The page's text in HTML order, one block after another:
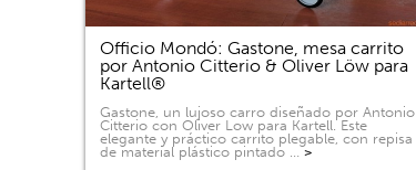
Officio Mondó: Gastone, mesa carrito
por Antonio Citterio & Oliver Löw para
Kartell®
Gastone, un lujoso carro diseñado por Antonio
Citterio con Oliver Low para Kartell. Este
elegante y práctico carrito plegable, con repisa
de material plástico pintado …>